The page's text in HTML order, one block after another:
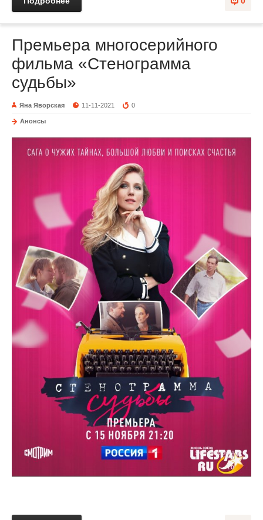
Премьера многосерийного
фильма «Стенограмма
судьбы»
Яна Яворская 11-11-2021 0
Анонсы